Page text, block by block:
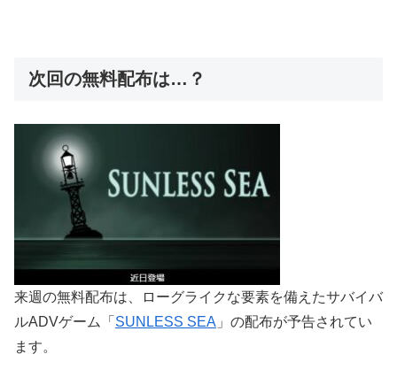
次回の無料配布は…？
来週の無料配布は、ローグライクな要素を備えたサバイバ
ルADVゲーム「 SUNLESS SEA 」の配布が予告されてい
ます。